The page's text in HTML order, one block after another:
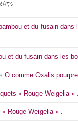
et du fusain dans
et du fusain dans les
O comme Oxalis
« Rouge Weigelia » .
« Rouge Weigelia » .